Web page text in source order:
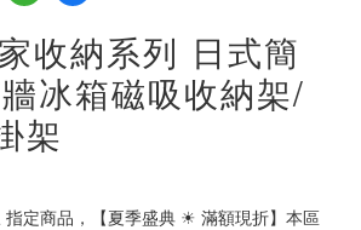
收納系列 日式簡
冰箱磁吸收納架/
架
指定商品，【夏季盛典 ☀ 滿額現折】本區